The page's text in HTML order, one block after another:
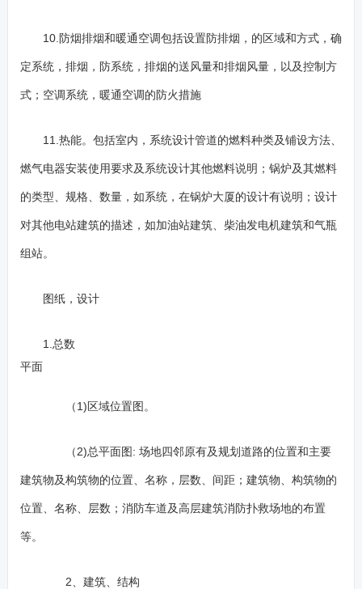
10.防烟排烟和暖通空调包括设置防排烟，的区域和方式，确
定系统，排烟，防系统，排烟的送风量和排烟风量，以及控制方
式；空调系统，暖通空调的防火措施
11.热能。包括室内，系统设计管道的燃料种类及铺设方法、
燃气电器安装使用要求及系统设计其他燃料说明；锅炉及其燃料
的类型、规格、数量，如系统，在锅炉大厦的设计有说明；设计
对其他电站建筑的描述，如加油站建筑、柴油发电机建筑和气瓶
组站。
图纸，设计
1.总数
平面
（1)区域位置图。
（2)总平面图: 场地四邻原有及规划道路的位置和主要
建筑物及构筑物的位置、名称，层数、间距；建筑物、构筑物的
位置、名称、层数；消防车道及高层建筑消防扑救场地的布置
等。
2、建筑、结构